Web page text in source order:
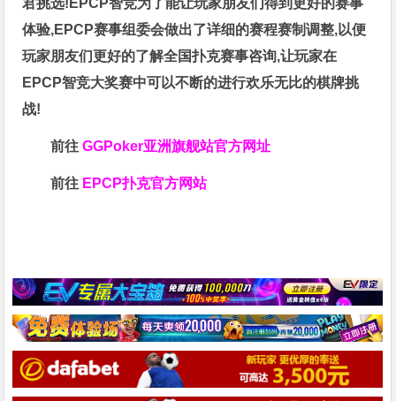
体验,EPCP赛事组委会做出了详细的赛程赛制调整,以便
玩家朋友们更好的了解全国扑克赛事咨询,让玩家在
EPCP智竞大奖赛中可以不断的进行欢乐无比的棋牌挑
战!
前往GGPoker亚洲旗舰站官方网址
前往 EPCP扑克官方网站